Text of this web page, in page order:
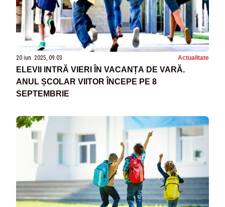
20 iun. 2025, 09:03 Actualitate
ELEVII INTRĂ VIERI ÎN VACANȚA DE VARĂ.
ANUL ȘCOLAR VIITOR ÎNCEPE PE 8
SEPTEMBRIE